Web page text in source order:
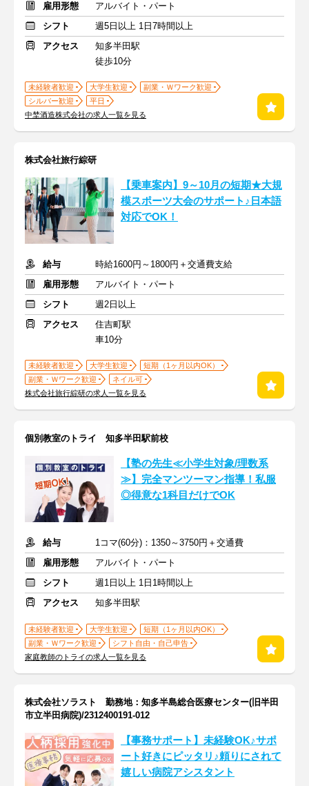
雇用形態
アルバイト・パート
シフト
週5日以上 1日7時間以上
アクセス
知多半田駅
徒歩10分
未経験者歓迎 大学生歓迎
副業・Ｗワーク歓迎
シルバー歓迎
平日
中埜酒造株式会社の求人一覧を見る
株式会社旅行綜研
【乗車案内】9～10月の短期★大規
模スポーツ大会のサポート♪日本語
対応でOK！
給与
時給1600円～1800円＋交通費支給
雇用形態
アルバイト・パート
シフト
週2日以上
アクセス
住吉町駅
車10分
未経験者歓迎 大学生歓迎
短期（1ヶ月以内OK）
副業・Ｗワーク歓迎
ネイル可
株式会社旅行綜研の求人一覧を見る
個別教室のトライ 知多半田駅前校
【塾の先生≪小学生対象/理数系
≫】完全マンツーマン指導！私服
◎得意な1科目だけでOK
給与
1コマ(60分)：1350～3750円＋交通費
雇用形態
アルバイト・パート
シフト
週1日以上 1日1時間以上
アクセス
知多半田駅
未経験者歓迎 大学生歓迎
短期（1ヶ月以内OK）
副業・Ｗワーク歓迎
シフト自由・自己申告
家庭教師のトライの求人一覧を見る
株式会社ソラスト 勤務地：知多半島総合医療センター(旧半田
市立半田病院)/2312400191-012
【事務サポート】未経験OK♪サポ
ート好きにピッタリ♪頼りにされて
嬉しい病院アシスタント